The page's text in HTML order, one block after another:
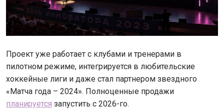
Проект уже работает с клубами и тренерами в
пилотном режиме, интегрируется в любительские
хоккейные лиги и даже стал партнером звездного
«Матча года – 2024». Полноценные продажи
планируется запустить с 2026-го.